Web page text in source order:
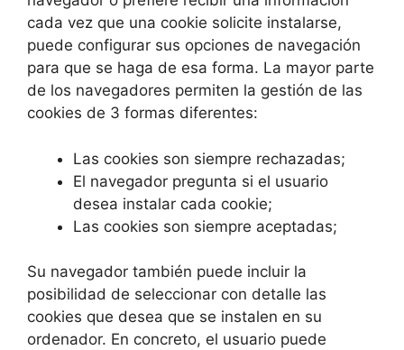
cada vez que una cookie solicite instalarse,
puede configurar sus opciones de navegación
para que se haga de esa forma. La mayor parte
de los navegadores permiten la gestión de las
cookies de 3 formas diferentes:
Las cookies son siempre rechazadas;
El navegador pregunta si el usuario
desea instalar cada cookie;
Las cookies son siempre aceptadas;
Su navegador también puede incluir la
posibilidad de seleccionar con detalle las
cookies que desea que se instalen en su
ordenador. En concreto, el usuario puede